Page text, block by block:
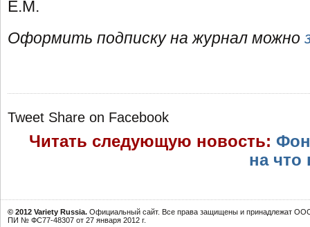
Е.М.
Оформить подписку на журнал можно
Tweet Share on Facebook
Читать следующую новость:
на что
© 2012 Variety Russia. Официальный сайт. Все права защищены и принадлежат
ПИ № ФС77-48307 от 27 января 2012 г.